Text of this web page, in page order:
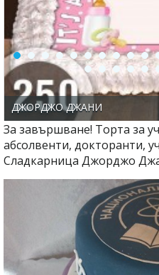
ДЖОРДЖО ДЖАНИ
За завършване! Торта за
абсолвенти, докторанти,
Сладкарница Джорджо